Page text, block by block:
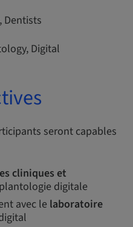
Dentists
Digital
seront capables
cliniques et
digitale
avec le laboratoire